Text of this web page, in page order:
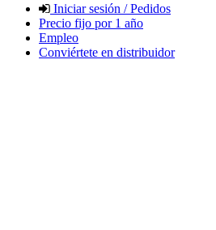
Iniciar sesión / Pedidos
Precio fijo por 1 año
Empleo
Conviértete en distribuidor